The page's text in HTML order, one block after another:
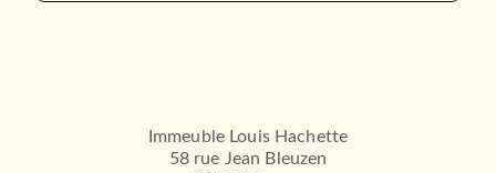
Immeuble Louis Hachette
58 rue Jean Bleuzen